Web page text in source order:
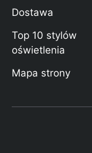
Dostawa
Top 10 stylów
oświetlenia
Mapa strony